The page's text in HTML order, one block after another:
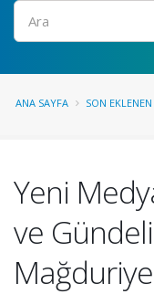
Ara
ANA SAYFA SON
Yeni
ve